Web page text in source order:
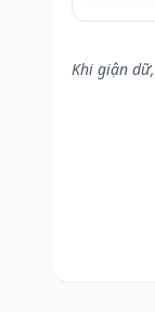
Khi giận